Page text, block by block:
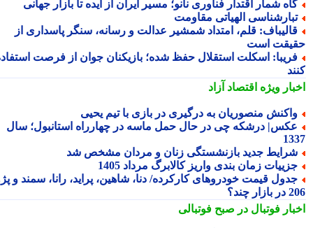
شمار اقتدار فناوری نانو؛ مسیر ایران از ایده تا بازار جهانی
الهیاتی مقاومت
قلم، امتداد شمشیر عدالت و رسانه، سنگر پاسداری از
است
اسکلت استقلال حفظ شده؛ بازیکنان جوان از فرصت استفاده
ویژهاقتصاد آزاد
منصوریان به درگیری در بازی با تیم یحیی
درشکه چی در حال حمل ماسه در چهارراه استانبول؛ سال
جدید بازنشستگی زنان و مردان مشخص شد
زمان بندی واریز کالابرگ مرداد 1405
قیمت خودروهای کارکرده/ دنا، شاهین، پراید، رانا، سمند و پژو
فوتبال در صبح فوتبالی